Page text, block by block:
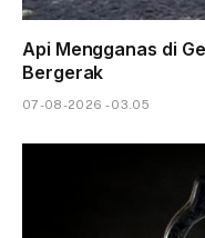
Api Mengganas di
Bergerak
07-08-2026 - 03.05